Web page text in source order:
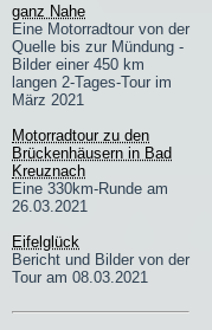
ganz Nahe
Eine Motorradtour von der
Quelle bis zur Mündung -
Bilder einer 450 km
langen 2-Tages-Tour im
März 2021
Motorradtour zu den
Brückenhäusern in Bad
Kreuznach
Eine 330km-Runde am
26.03.2021
Eifelglück
Bericht und Bilder von der
Tour am 08.03.2021